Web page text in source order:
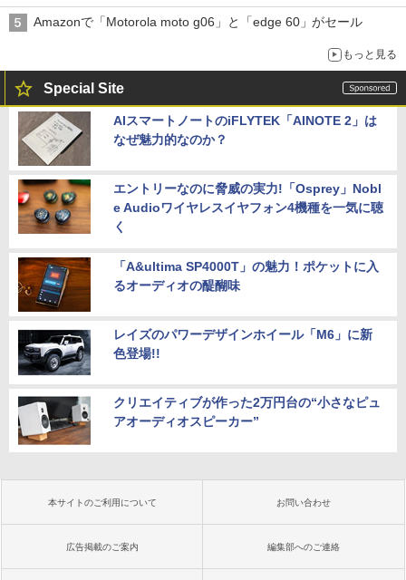
Amazonで「Motorola moto g06」と「edge 60」がセール
もっと見る
Special Site
AIスマートノートのiFLYTEK「AINOTE 2」は
なぜ魅力的なのか？
エントリーなのに脅威の実力!「Osprey」Nobl
e Audioワイヤレスイヤフォン4機種を一気に聴
く
「A&ultima SP4000T」の魅力！ポケットに入
るオーディオの醍醐味
レイズのパワーデザインホイール「M6」に新
色登場!!
クリエイティブが作った2万円台の“小さなピュ
アオーディオスピーカー”
本サイトのご利用について お問い合わせ
広告掲載のご案内 編集部へのご連絡